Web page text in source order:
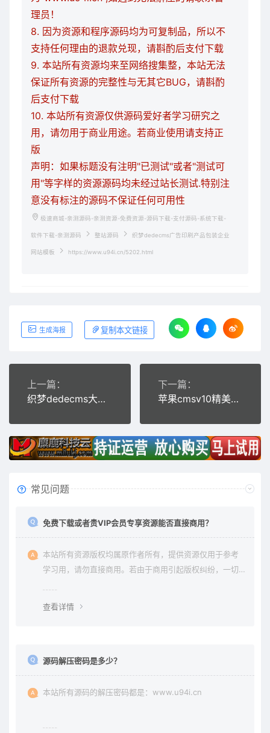
理员！
8. 因为资源和程序源码均为可复制品，所以不
支持任何理由的退款兑现，请斟酌后支付下载
9. 本站所有资源均来至网络搜集整，本站无法
保证所有资源的完整性与无其它BUG，请斟酌
后支付下载
10. 本站所有资源仅供源码爱好者学习研究之
用，请勿用于商业用途。若商业使用请支持正
版
声明：如果标题没有注明"已测试"或者"测试可
用"等字样的资源源码均未经过站长测试.特别注
意没有标注的源码不保证任何可用性
极速商城-亲测源码-亲测资源-免费资源-源码下载-支付源码-系统下载-
软件下载-亲测源码 整站源码 织梦dedecms广告印刷产品包装企业
网站模板 https://www.u94i.cn/5202.html
生成海报 复制本文链接
上一篇：
织梦dedecms大气响应式净化器设备公司网站模板(自适应手机移动端)
下一篇：
苹果cmsv10精美深红色影视电影系统PC模板
常见问题
免费下载或者贵VIP会员专享资源能否直接商用？
本站所有资源版权均属原作者所有，提供资源仅用于参考
学习用，请勿直接商用。若由于商用引起版权纠纷，一切
查看详情
源码解压密码是多少？
本站所有源码的解压密码都是：www.u94i.cn